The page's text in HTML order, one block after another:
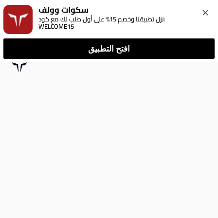
سكوات وولف
نزل تطبيقنا وخصم 15% على أول طلب لك مع كود:
WELCOME15
افتح التطبيق